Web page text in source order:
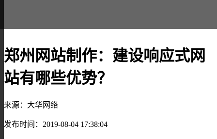
郑州网站制作：建设响应式网
站有哪些优势？​
来源：大华网络
发布时间：2019-08-04 17:38:04